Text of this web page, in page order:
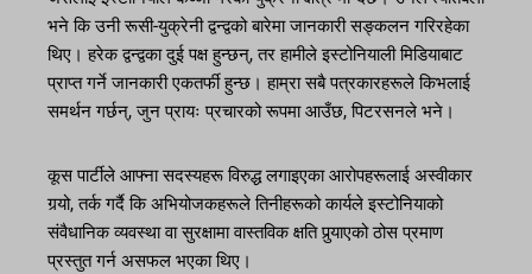
भने कि उनी रूसी-युक्रेनी द्वन्द्वको बारेमा जानकारी सङ्कलन गरिरहेका
थिए। हरेक द्वन्द्वका दुई पक्ष हुन्छन्, तर हामीले इस्टोनियाली मिडियाबाट
प्राप्त गर्ने जानकारी एकतर्फी हुन्छ। हाम्रा सबै पत्रकारहरूले किभलाई
समर्थन गर्छन्, जुन प्रायः प्रचारको रूपमा आउँछ, पिटरसनले भने।
कूस पार्टीले आफ्ना सदस्यहरू विरुद्ध लगाइएका आरोपहरूलाई अस्वीकार
गर्‍यो, तर्क गर्दै कि अभियोजकहरूले तिनीहरूको कार्यले इस्टोनियाको
संवैधानिक व्यवस्था वा सुरक्षामा वास्तविक क्षति पुर्‍याएको ठोस प्रमाण
प्रस्तुत गर्न असफल भएका थिए।